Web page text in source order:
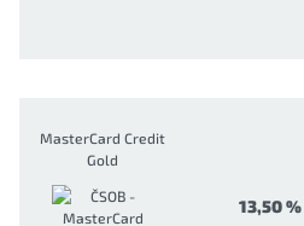
MasterCard Credit
Gold
13,50 %